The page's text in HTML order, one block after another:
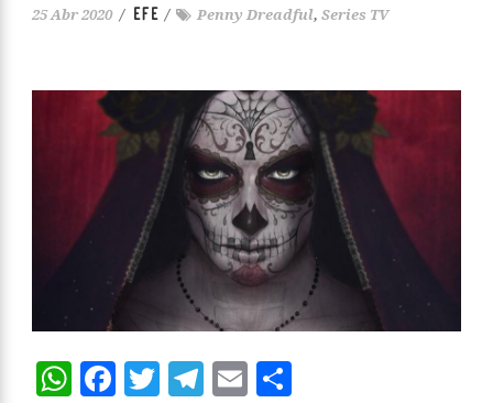
25 Abr 2020 / EFE / Penny Dreadful, Series TV
WhatsApp
Facebook
Twitter
Telegram
Email